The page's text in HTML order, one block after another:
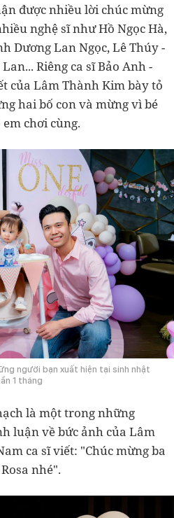
được nhiều lời chúc mừng
nghệ sĩ như Hồ Ngọc Hà,
Dương Lan Ngọc, Lê Thúy -
Riêng ca sĩ Bảo Anh -
của Lâm Thành Kim bày tỏ
hai bố con và mừng vì bé
chơi cùng.
người bạn xuất hiện tại sinh nhật
1 tháng
là một trong những
luận về bức ảnh của Lâm
ca sĩ viết: "Chúc mừng ba
nhé".